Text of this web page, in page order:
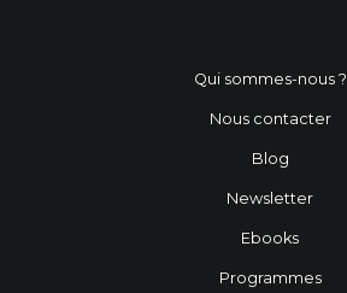
Qui sommes-nous ?
Nous contacter
Blog
Newsletter
Ebooks
Programmes